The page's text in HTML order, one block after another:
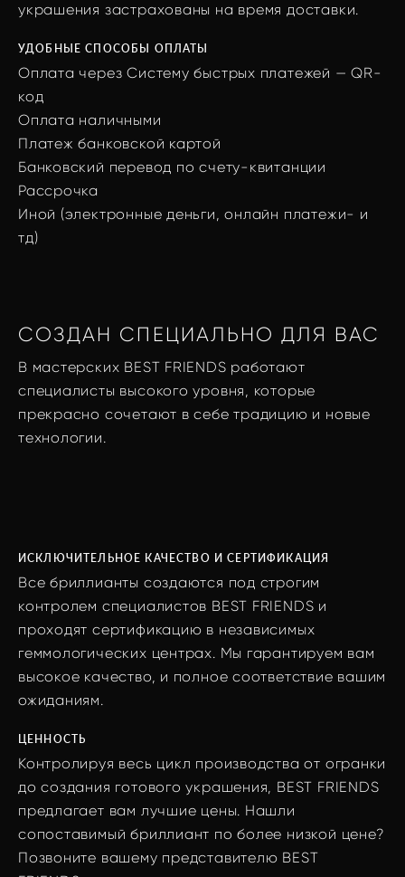
украшения застрахованы на время доставки.
УДОБНЫЕ СПОСОБЫ ОПЛАТЫ
Оплата через Систему быстрых платежей — QR-
код
Оплата наличными
Платеж банковской картой
Банковский перевод по счету-квитанции
Рассрочка
Иной (электронные деньги, онлайн платежи- и
тд)
СОЗДАН СПЕЦИАЛЬНО ДЛЯ ВАС
В мастерских BEST FRIENDS работают
специалисты высокого уровня, которые
прекрасно сочетают в себе традицию и новые
технологии.
ИСКЛЮЧИТЕЛЬНОЕ КАЧЕСТВО И СЕРТИФИКАЦИЯ
Все бриллианты создаются под строгим
контролем специалистов BEST FRIENDS и
проходят сертификацию в независимых
геммологических центрах. Мы гарантируем вам
высокое качество, и полное соответствие вашим
ожиданиям.
ЦЕННОСТЬ
Контролируя весь цикл производства от огранки
до создания готового украшения, BEST FRIENDS
предлагает вам лучшие цены. Нашли
сопоставимый бриллиант по более низкой цене?
Позвоните вашему представителю BEST